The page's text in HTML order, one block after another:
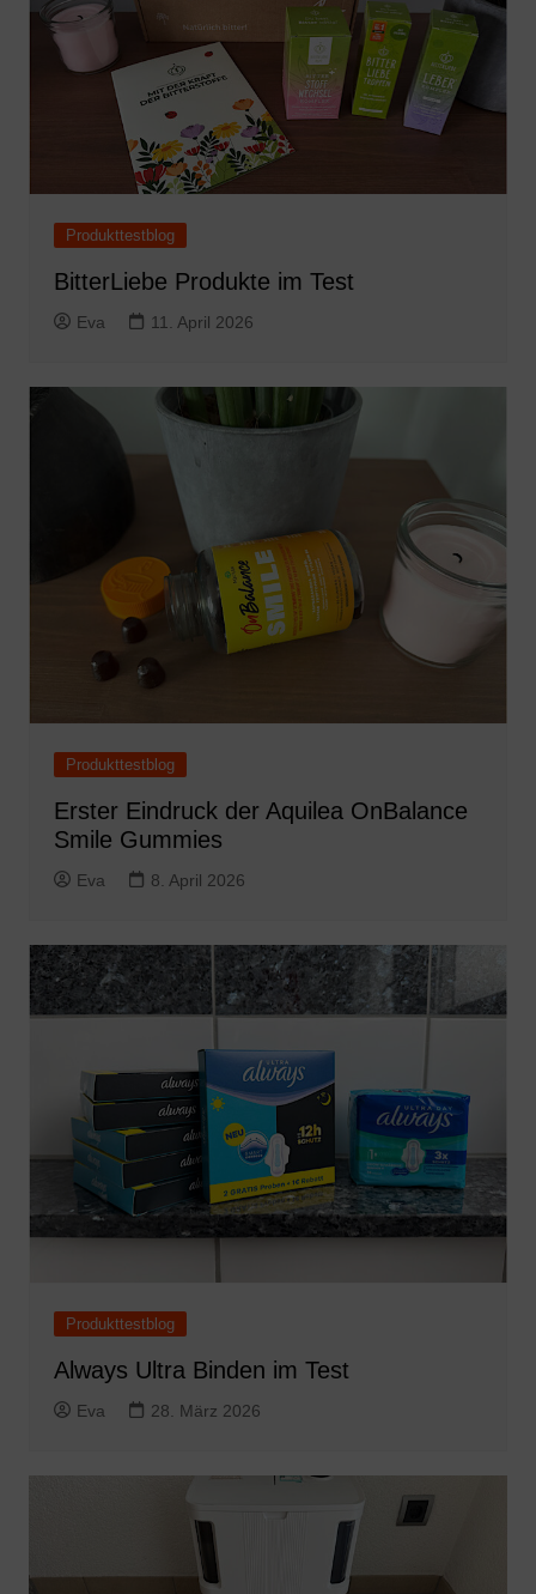
Produkttestblog
BitterLiebe Produkte im Test
Eva 11. April 2026
Produkttestblog
Erster Eindruck der Aquilea OnBalance
Smile Gummies
Eva 8. April 2026
Produkttestblog
Always Ultra Binden im Test
Eva 28. März 2026